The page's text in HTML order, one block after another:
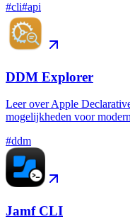
#cli#api
DDM Explorer
Leer over Apple
mogelijkheden voor
#ddm
Jamf CLI